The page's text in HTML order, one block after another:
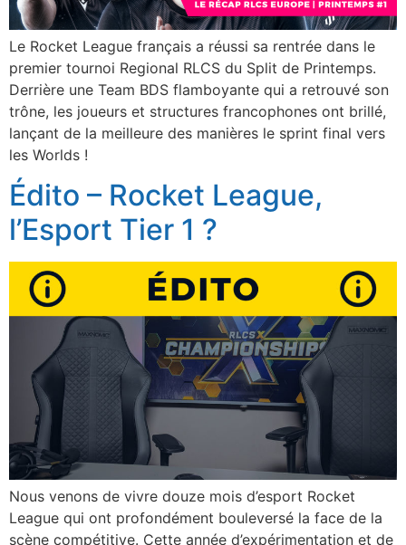
Le Rocket League français a réussi sa rentrée dans le
premier tournoi Regional RLCS du Split de Printemps.
Derrière une Team BDS flamboyante qui a retrouvé son
trône, les joueurs et structures francophones ont brillé,
lançant de la meilleure des manières le sprint final vers
les Worlds !
Édito – Rocket League,
l’Esport Tier 1 ?
Nous venons de vivre douze mois d’esport Rocket
League qui ont profondément bouleversé la face de la
scène compétitive. Cette année d’expérimentation et de